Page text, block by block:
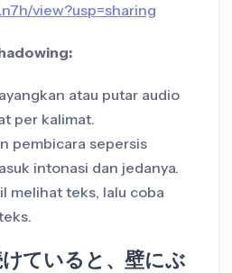
view?usp=sharing
atau putar audio
per kalimat.
pembicara sepersis
intonasi dan jedanya.
melihat teks, lalu coba
ていると、壁にぶ